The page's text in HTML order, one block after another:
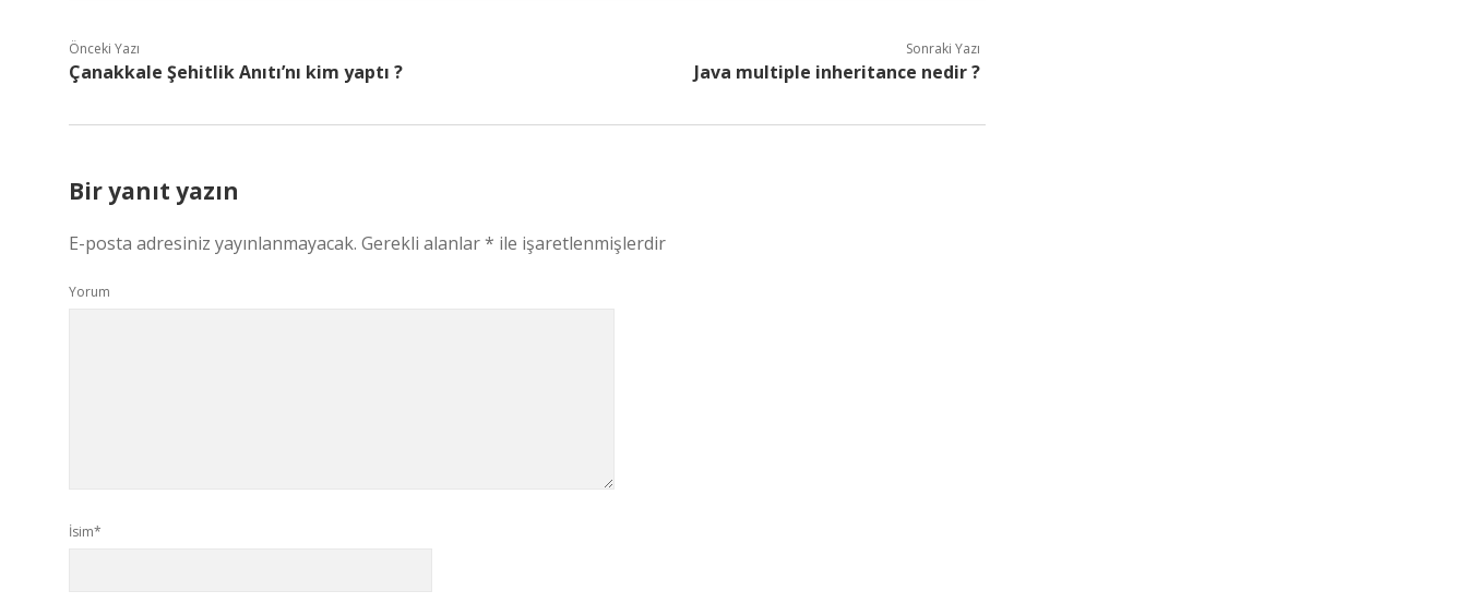
Önceki Yazı
Çanakkale Şehitlik Anıtı’nı kim yaptı ?
Sonraki Yazı
Java multiple inheritance nedir ?
Bir yanıt yazın
E-posta adresiniz yayınlanmayacak. Gerekli alanlar* ile işaretlenmişlerdir
Yorum
İsim*